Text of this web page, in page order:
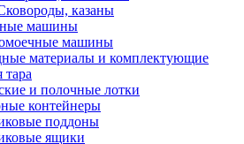
казаны
машины
машины
материалы и комплектующие
тара
и полочные лотки
контейнеры
поддоны
ящики